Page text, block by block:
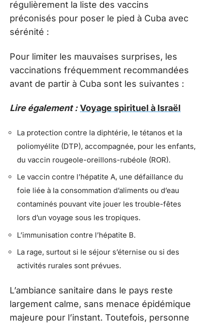
régulièrement la liste des vaccins
préconisés pour poser le pied à Cuba avec
sérénité :
Pour limiter les mauvaises surprises, les
vaccinations fréquemment recommandées
avant de partir à Cuba sont les suivantes :
Lire également : Voyage spirituel à Israël
La protection contre la diphtérie, le tétanos et la
poliomyélite (DTP), accompagnée, pour les enfants,
du vaccin rougeole-oreillons-rubéole (ROR).
Le vaccin contre l’hépatite A, une défaillance du
foie liée à la consommation d’aliments ou d’eau
contaminés pouvant vite jouer les trouble-fêtes
lors d’un voyage sous les tropiques.
L’immunisation contre l’hépatite B.
La rage, surtout si le séjour s’éternise ou si des
activités rurales sont prévues.
L’ambiance sanitaire dans le pays reste
largement calme, sans menace épidémique
majeure pour l’instant. Toutefois, personne